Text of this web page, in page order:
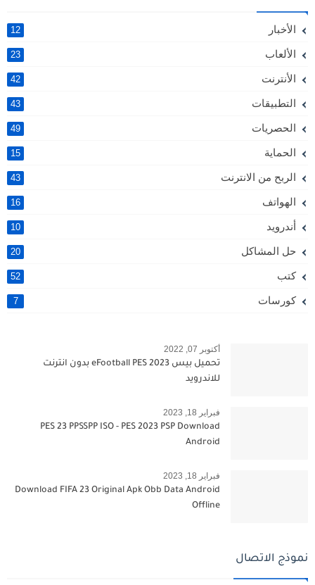
الأخبار 12
الألعاب 23
الأنترنت 42
التطبيقات 43
الحصريات 49
الحماية 15
الربح من الانترنت 43
الهواتف 16
أندرويد 10
حل المشاكل 20
كتب 52
كورسات 7
أكتوبر 07, 2022
تحميل بيس 2023 eFootball PES بدون انترنت
للاندرويد
فبراير 18, 2023
PES 23 PPSSPP ISO - PES 2023 PSP Download
Android
فبراير 18, 2023
Download FIFA 23 Original Apk Obb Data Android
Offline
نموذج الاتصال